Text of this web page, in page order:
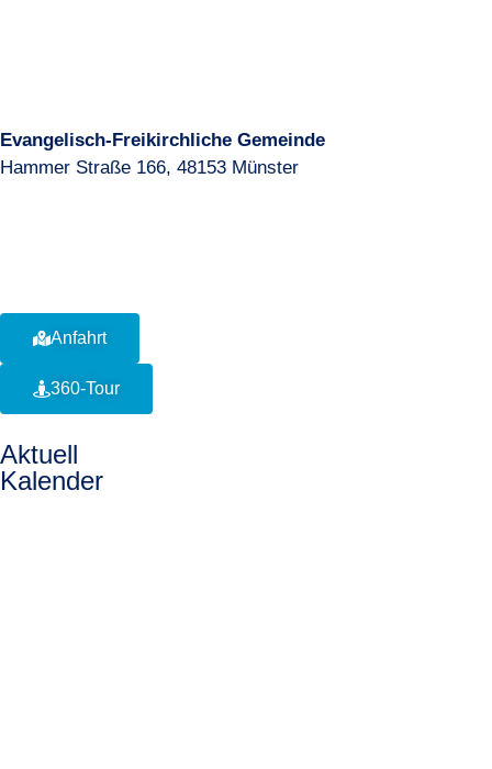
Evangelisch-Freikirchliche Gemeinde
Hammer Straße 166, 48153 Münster
Anfahrt
360-Tour
Aktuell
Kalender